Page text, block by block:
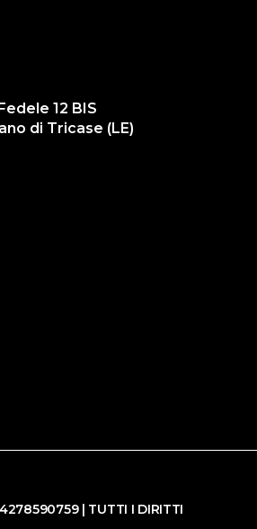
12 BIS
di Tricase (LE)
| TUTTI I DIRITTI